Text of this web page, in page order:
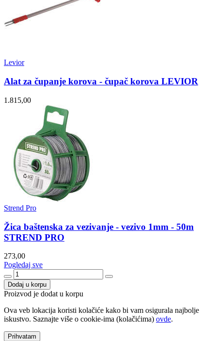
Levior
Alat za čupanje korova - čupač korova LEVIOR
1.815,00
Strend Pro
Žica baštenska za vezivanje - vezivo 1mm - 50m
STREND PRO
273,00
Pogledaj sve
Dodaj u korpu
Proizvod je dodat u korpu
Ova veb lokacija koristi kolačiće kako bi vam osigurala najbolje
iskustvo. Saznajte više o cookie-ima (kolačićima) ovde.
Prihvatam